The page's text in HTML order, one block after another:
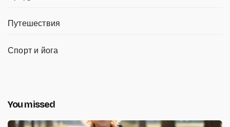
Путешествия
Спорт и йога
You missed